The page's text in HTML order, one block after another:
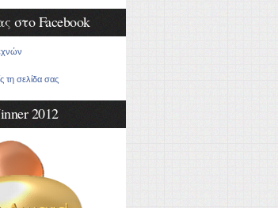
στο Facebook
τη σελίδα σας
2012